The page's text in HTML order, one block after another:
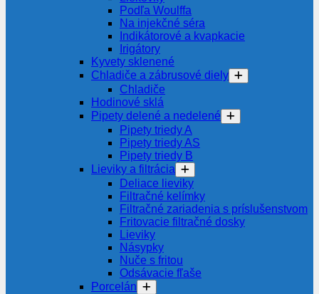
Podľa Woulffa
Na injekčné séra
Indikátorové a kvapkacie
Irigátory
Kyvety sklenené
Chladiče a zábrusové diely
Chladiče
Hodinové sklá
Pipety delené a nedelené
Pipety triedy A
Pipety triedy AS
Pipety triedy B
Lieviky a filtrácia
Deliace lieviky
Filtračné kelímky
Filtračné zariadenia s príslušenstvom
Fritovacie filtračné dosky
Lieviky
Násypky
Nuče s fritou
Odsávacie fľaše
Porcelán